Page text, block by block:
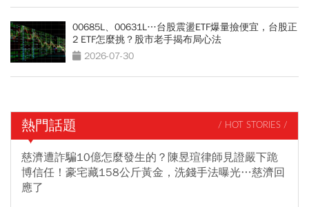
00685L、00631L…台股震盪ETF爆量撿便宜，台股正
2 ETF怎麼挑？股市老手揭布局心法
2026-07-30
熱門話題 / HOT STORIES /
慈濟遭詐騙10億怎麼發生的？陳昱瑄律師見證嚴下跪
博信任！豪宅藏158公斤黃金，洗錢手法曝光…慈濟回
應了